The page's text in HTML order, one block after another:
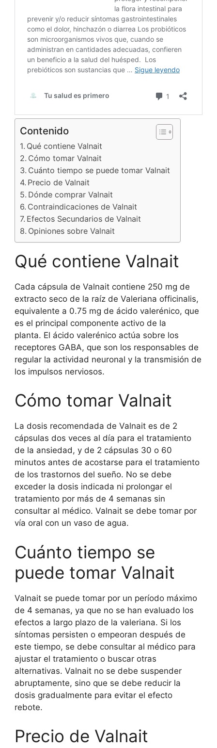
Contenido
Qué contiene Valnait
Cómo tomar Valnait
Cuánto tiempo se puede tomar Valnait
Precio de Valnait
Dónde comprar Valnait
Contraindicaciones de Valnait
Efectos Secundarios de Valnait
Opiniones sobre Valnait
Qué contiene Valnait
Cada cápsula de Valnait contiene 250 mg de
extracto seco de la raíz de Valeriana officinalis,
equivalente a 0.75 mg de ácido valerénico, que
es el principal componente activo de la
planta. El ácido valerénico actúa sobre los
receptores GABA, que son los responsables de
regular la actividad neuronal y la transmisión de
los impulsos nerviosos.
Cómo tomar Valnait
La dosis recomendada de Valnait es de 2
cápsulas dos veces al día para el tratamiento
de la ansiedad, y de 2 cápsulas 30 o 60
minutos antes de acostarse para el tratamiento
de los trastornos del sueño. No se debe
exceder la dosis indicada ni prolongar el
tratamiento por más de 4 semanas sin
consultar al médico. Valnait se debe tomar por
vía oral con un vaso de agua.
Cuánto tiempo se
puede tomar Valnait
Valnait se puede tomar por un período máximo
de 4 semanas, ya que no se han evaluado los
efectos a largo plazo de la valeriana. Si los
síntomas persisten o empeoran después de
este tiempo, se debe consultar al médico para
ajustar el tratamiento o buscar otras
alternativas. Valnait no se debe suspender
abruptamente, sino que se debe reducir la
dosis gradualmente para evitar el efecto
rebote.
Precio de Valnait